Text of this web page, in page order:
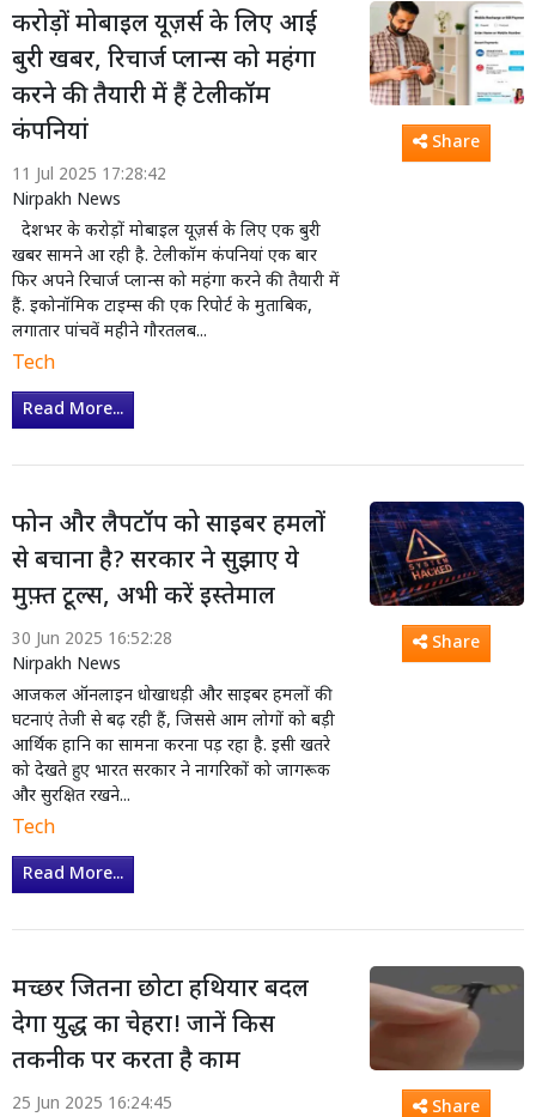
करोड़ों मोबाइल यूज़र्स के लिए आई
बुरी खबर, रिचार्ज प्लान्स को महंगा
करने की तैयारी में हैं टेलीकॉम
कंपनियां
11 Jul 2025 17:28:42
Nirpakh News
देशभर के करोड़ों मोबाइल यूज़र्स के लिए एक बुरी
खबर सामने आ रही है. टेलीकॉम कंपनियां एक बार
फिर अपने रिचार्ज प्लान्स को महंगा करने की तैयारी में
हैं. इकोनॉमिक टाइम्स की एक रिपोर्ट के मुताबिक,
लगातार पांचवें महीने गौरतलब...
Tech
Read More...
Share
फोन और लैपटॉप को साइबर हमलों
से बचाना है? सरकार ने सुझाए ये
मुफ़्त टूल्स, अभी करें इस्तेमाल
30 Jun 2025 16:52:28
Nirpakh News
आजकल ऑनलाइन धोखाधड़ी और साइबर हमलों की
घटनाएं तेजी से बढ़ रही हैं, जिससे आम लोगों को बड़ी
आर्थिक हानि का सामना करना पड़ रहा है. इसी खतरे
को देखते हुए भारत सरकार ने नागरिकों को जागरूक
और सुरक्षित रखने...
Tech
Read More...
Share
मच्छर जितना छोटा हथियार बदल
देगा युद्ध का चेहरा! जानें किस
तकनीक पर करता है काम
25 Jun 2025 16:24:45 Share